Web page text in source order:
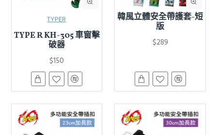
TYPER
TYPE R KH-305 車窗擊
破器
$150
韓風立體安全帶護套-短
版
$289